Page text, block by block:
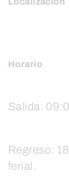
Horario
Salida:
Regreso:
ferial.